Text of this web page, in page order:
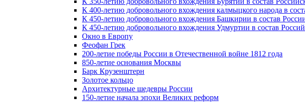
К 400-летию добровольного вхождения калмыцкого народа в
К 450-летию добровольного вхождения Башкирии в состав
К 450-летию добровольного вхождения Удмуртии в состав
Окно в Европу
Феофан Грек
200-летие победы России в Отечественной войне 1812 года
850-летие основания Москвы
Барк Крузенштерн
Золотое кольцо
Архитектурные шедевры России
150-летие начала эпохи Великих реформ